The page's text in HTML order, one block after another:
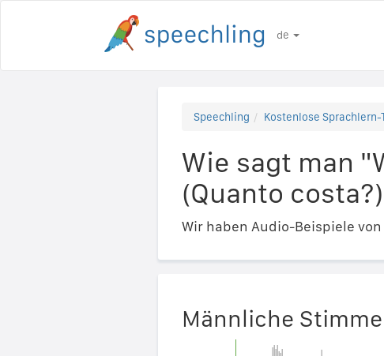
de
Speechling Kostenlose Sprachlern-
Wie sagt man
(Quanto costa?)
Wir haben Audio-Beispiele
Männliche Stimme